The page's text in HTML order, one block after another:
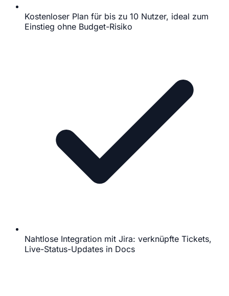
Kostenloser Plan für bis zu 10 Nutzer, ideal zum
Einstieg ohne Budget-Risiko
Nahtlose Integration mit Jira: verknüpfte Tickets,
Live-Status-Updates in Docs